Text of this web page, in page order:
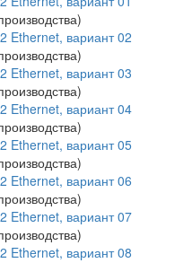
Ethernet, вариант 02
Ethernet, вариант 03
Ethernet, вариант 04
Ethernet, вариант 05
Ethernet, вариант 06
Ethernet, вариант 07
Ethernet, вариант 08